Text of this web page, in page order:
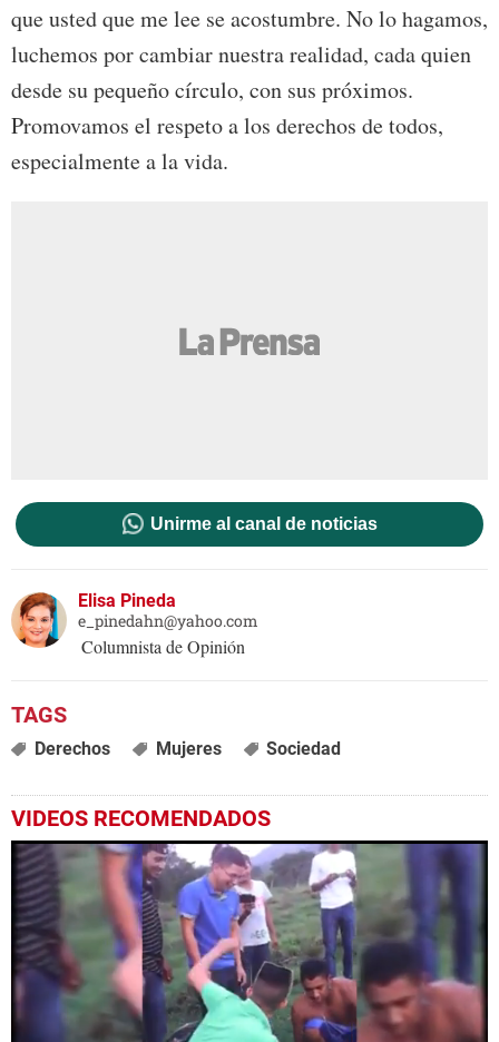
que usted que me lee se acostumbre. No lo hagamos,
luchemos por cambiar nuestra realidad, cada quien
desde su pequeño círculo, con sus próximos.
Promovamos el respeto a los derechos de todos,
especialmente a la vida.
Unirme al canal de noticias
Elisa Pineda
e_pinedahn@yahoo.com
Columnista de Opinión
Derechos Mujeres Sociedad
VIDEOS RECOMENDADOS